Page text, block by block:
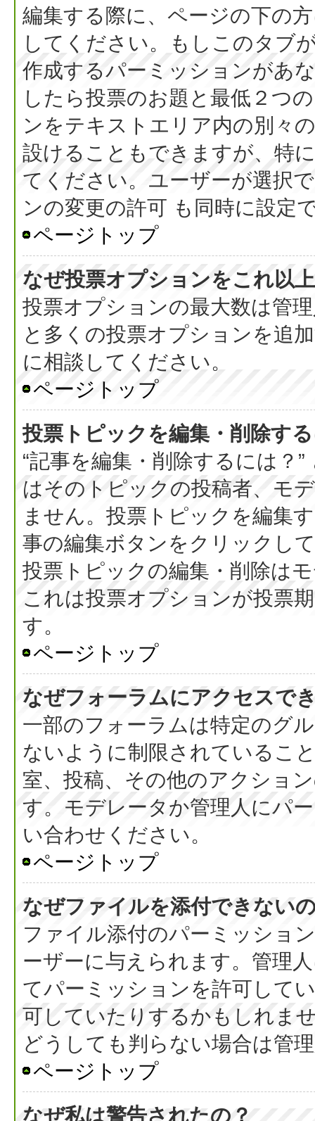
編集する際に、ページの下の
してください。もしこのタブ
作成するパーミッションがあ
したら投票のお題と最低２つ
ンをテキストエリア内の別々
設けることもできますが、特
てください。ユーザーが選択
ンの変更の許可 も同時に設定
ページトップ
なぜ投票オプションをこれ以
投票オプションの最大数は管
と多くの投票オプションを追
に相談してください。
ページトップ
投票トピックを編集・削除す
“記事を編集・削除するには？
はそのトピックの投稿者、モ
ません。投票トピックを編集
事の編集ボタンをクリックし
投票トピックの編集・削除は
これは投票オプションが投票
す。
ページトップ
なぜフォーラムにアクセスで
一部のフォーラムは特定のグ
ないように制限されているこ
室、投稿、その他のアクショ
す。モデレータか管理人にパ
い合わせください。
ページトップ
なぜファイルを添付できない
ファイル添付のパーミッショ
ーザーに与えられます。管理
てパーミッションを許可して
可していたりするかもしれま
どうしても判らない場合は管
ページトップ
なぜ私は警告されたの？